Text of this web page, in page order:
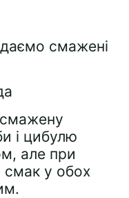
смажені
і цибулю
але при
смак у обох